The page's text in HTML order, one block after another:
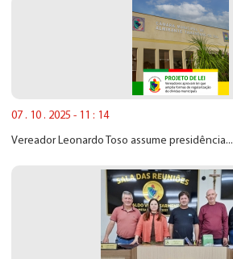
07 . 10 . 2025 - 11 : 14
Vereador Leonardo Toso assume presidência...